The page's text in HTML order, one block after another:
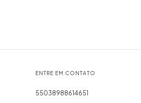
ENTRE EM CONTATO
55038988614651